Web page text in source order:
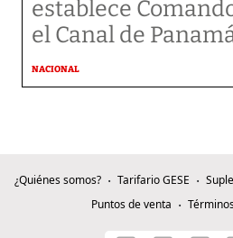
establece
el Canal de
NACIONAL
¿Quiénes somos? Tarifario GESE
Puntos de venta